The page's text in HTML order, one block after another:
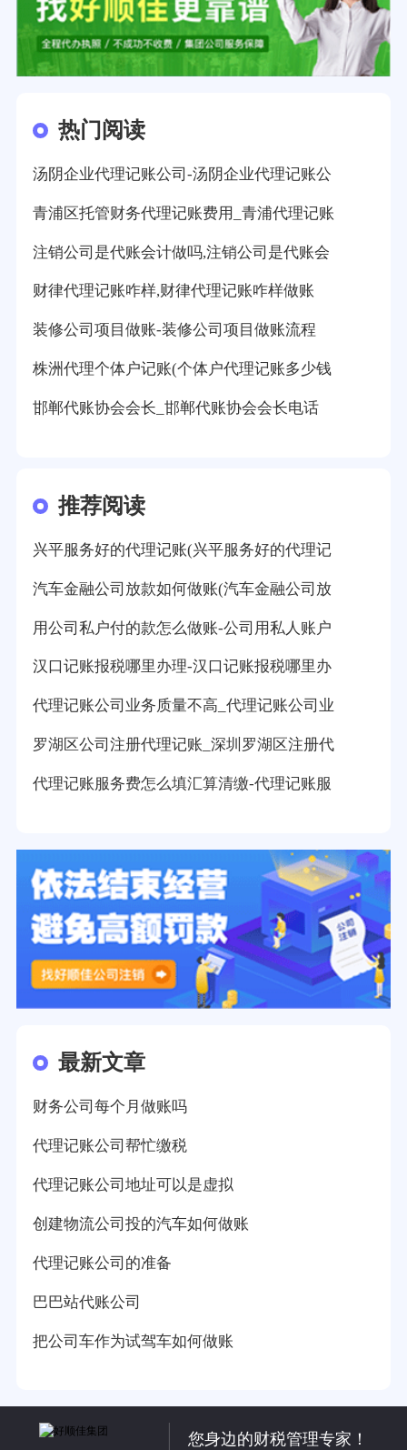
热门阅读
汤阴企业代理记账公司-汤阴企业代理记账公
青浦区托管财务代理记账费用_青浦代理记账
注销公司是代账会计做吗,注销公司是代账会
财律代理记账咋样,财律代理记账咋样做账
装修公司项目做账-装修公司项目做账流程
株洲代理个体户记账(个体户代理记账多少钱
邯郸代账协会会长_邯郸代账协会会长电话
推荐阅读
兴平服务好的代理记账(兴平服务好的代理记
汽车金融公司放款如何做账(汽车金融公司放
用公司私户付的款怎么做账-公司用私人账户
汉口记账报税哪里办理-汉口记账报税哪里办
代理记账公司业务质量不高_代理记账公司业
罗湖区公司注册代理记账_深圳罗湖区注册代
代理记账服务费怎么填汇算清缴-代理记账服
最新文章
财务公司每个月做账吗
代理记账公司帮忙缴税
代理记账公司地址可以是虚拟
创建物流公司投的汽车如何做账
代理记账公司的准备
巴巴站代账公司
把公司车作为试驾车如何做账
您身边的财税管理专家！